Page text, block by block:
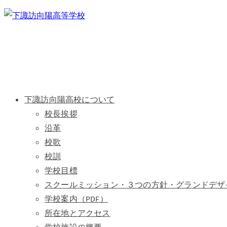
下諏訪向陽高校について
校長挨拶
沿革
校歌
校訓
学校目標
スクールミッション・３つの方針・グランドデ
学校案内（PDF）
所在地とアクセス